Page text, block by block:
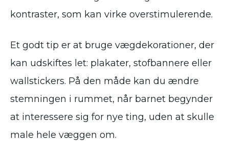
kontraster, som kan virke overstimulerende.
Et godt tip er at bruge vægdekorationer, der
kan udskiftes let: plakater, stofbannere eller
wallstickers. På den måde kan du ændre
stemningen i rummet, når barnet begynder
at interessere sig for nye ting, uden at skulle
male hele væggen om.